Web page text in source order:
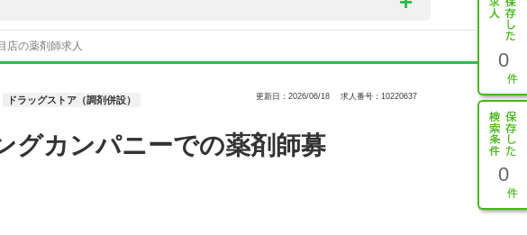
0
0
店の薬剤師求人
ドラッグストア（調剤併設） 更新日：2026/06/18 求人番号：10220637
グカンパニーでの薬剤師募